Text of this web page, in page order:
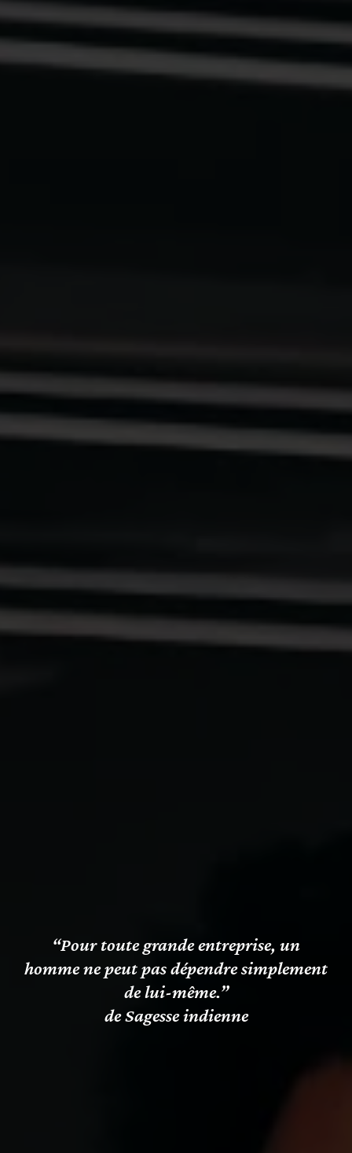
“Pour toute grande entreprise, un
homme ne peut pas dépendre simplement
de lui-même.”
de Sagesse indienne